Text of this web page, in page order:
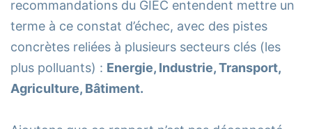
recommandations du GIEC entendent mettre un
terme à ce constat d’échec, avec des pistes
concrètes reliées à plusieurs secteurs clés (les
plus polluants) : Energie, Industrie, Transport,
Agriculture, Bâtiment.